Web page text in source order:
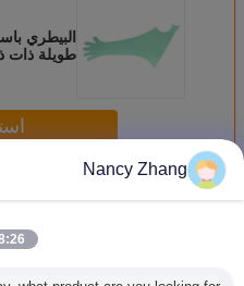
البيطري
أكثرمعدات الحماية الشخصية
Nancy Zhang
PM